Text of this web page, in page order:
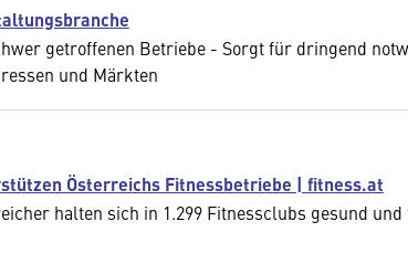
getroffenen Betriebe - Sorgt für dringend
und Märkten
Österreichs Fitnessbetriebe | fitness.at
halten sich in 1.299 Fitnessclubs gesund und